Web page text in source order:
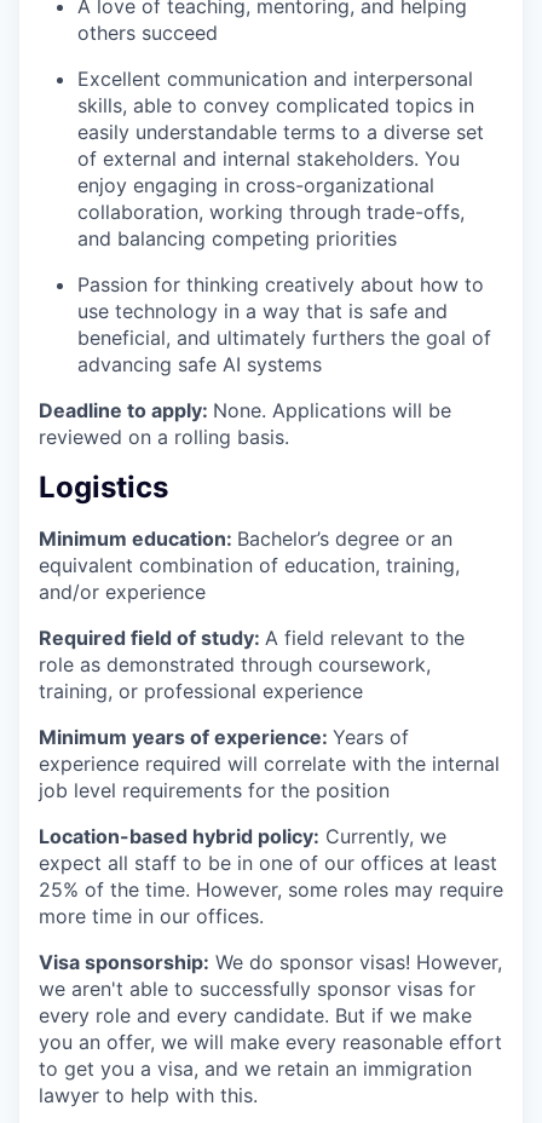
A love of teaching, mentoring, and helping
others succeed
Excellent communication and interpersonal
skills, able to convey complicated topics in
easily understandable terms to a diverse set
of external and internal stakeholders. You
enjoy engaging in cross-organizational
collaboration, working through trade-offs,
and balancing competing priorities
Passion for thinking creatively about how to
use technology in a way that is safe and
beneficial, and ultimately furthers the goal of
advancing safe AI systems
Deadline to apply: None. Applications will be
reviewed on a rolling basis.
Logistics
Minimum education: Bachelor’s degree or an
equivalent combination of education, training,
and/or experience
Required field of study: A field relevant to the
role as demonstrated through coursework,
training, or professional experience
Minimum years of experience: Years of
experience required will correlate with the internal
job level requirements for the position
Location-based hybrid policy: Currently, we
expect all staff to be in one of our offices at least
25% of the time. However, some roles may require
more time in our offices.
Visa sponsorship: We do sponsor visas! However,
we aren't able to successfully sponsor visas for
every role and every candidate. But if we make
you an offer, we will make every reasonable effort
to get you a visa, and we retain an immigration
lawyer to help with this.